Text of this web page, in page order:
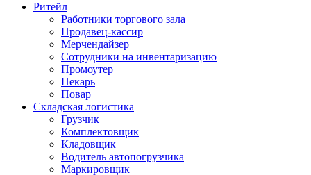
Ритейл
Работники торгового зала
Продавец-кассир
Мерчендайзер
Сотрудники на инвентаризацию
Промоутер
Пекарь
Повар
Складская логистика
Грузчик
Комплектовщик
Кладовщик
Водитель автопогрузчика
Маркировщик